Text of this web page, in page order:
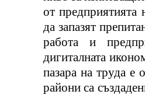
от предприятията
да запазят
работа и
дигиталната
пазара на труда е
райони са